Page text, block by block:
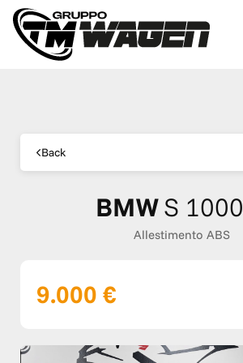
Back
BMWS
Allestimento ABS
9.000 €